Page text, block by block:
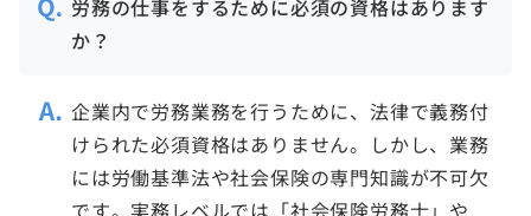
労務の仕事をするために必須の資格はあります
か？
企業内で労務業務を行うために、法律で義務付
けられた必須資格はありません。しかし、業務
には労働基準法や社会保険の専門知識が不可欠
です。実務レベルでは「社会保険労務士」や